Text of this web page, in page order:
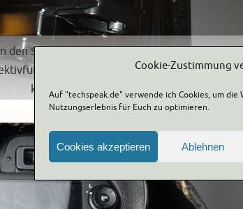
Cookie-Zustimmung
Auf "techspeak.de" verwende ich Cookies, um die
Nutzungserlebnis für Euch zu optimieren.
Cookies akzeptieren Ablehnen
den Stoff so anbringen oder überziehen, dass
oder der Tele-Schiene oder sonstiges
kann.